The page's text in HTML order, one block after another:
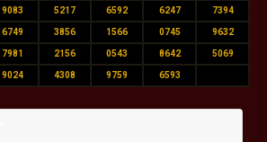
9083 5217 6592 6247 7394
6749 3856 1566 0745 9632
7981 2156 0543 8642 5069
9024 4308 9759 6593